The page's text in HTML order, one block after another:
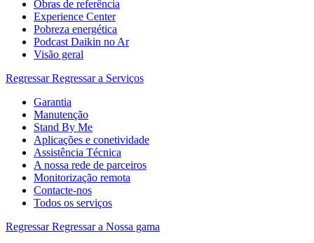
Obras de referência
Experience Center
Pobreza energética
Podcast Daikin no Ar
Visão geral
Regressar Regressar a Serviços
Garantia
Manutenção
Stand By Me
Aplicações e conetividade
Assistência Técnica
A nossa rede de parceiros
Monitorização remota
Contacte-nos
Todos os serviços
Regressar Regressar a Nossa gama